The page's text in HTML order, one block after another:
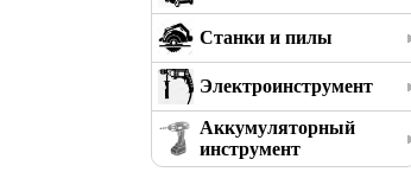
Станки и пилы
Электроинструмент
Аккумуляторный
инструмент